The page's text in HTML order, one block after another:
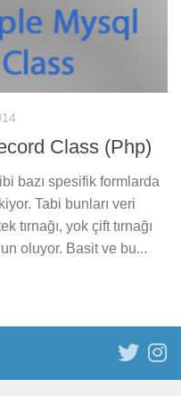
Class (Php)
bazı spesifik formlarda
Tabi bunları veri
tırnağı, yok çift tırnağı
oluyor. Basit ve bu...